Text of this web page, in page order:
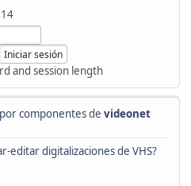
and session length
componentesde videonet
editar digitalizaciones de VHS?